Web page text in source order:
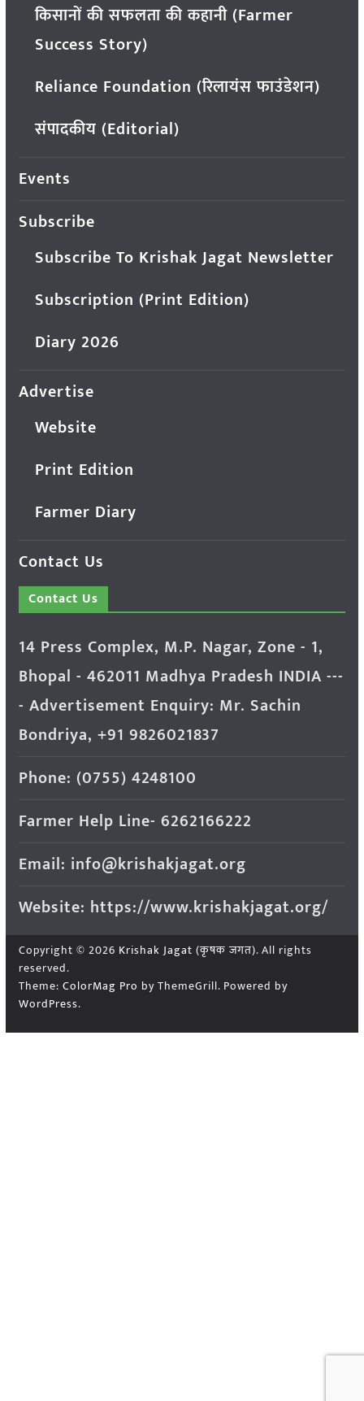
किसानों की सफलता की कहानी (Farmer
Success Story)
Reliance Foundation (रिलायंस फाउंडेशन)
संपादकीय (Editorial)
Events
Subscribe
Subscribe To Krishak Jagat Newsletter
Subscription (Print Edition)
Diary 2026
Advertise
Website
Print Edition
Farmer Diary
Contact Us
Contact Us
14 Press Complex, M.P. Nagar, Zone - 1,
Bhopal - 462011 Madhya Pradesh INDIA ---
- Advertisement Enquiry: Mr. Sachin
Bondriya, +91 9826021837
Phone: (0755) 4248100
Farmer Help Line- 6262166222
Email: info@krishakjagat.org
Website: https://www.krishakjagat.org/
Copyright © 2026 Krishak Jagat (कृषक जगत). All rights
reserved.
Theme: ColorMag Pro by ThemeGrill. Powered by
WordPress.